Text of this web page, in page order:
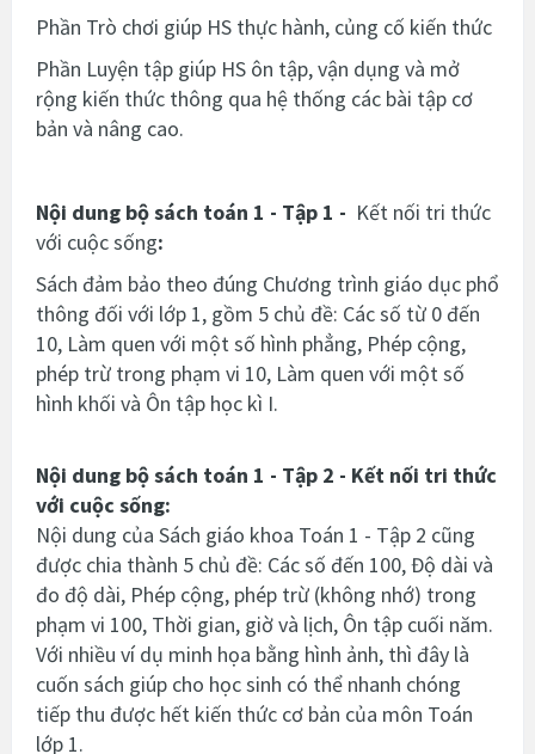
Phần Trò chơi giúp HS thực hành, củng cố kiến thức
Phần Luyện tập giúp HS ôn tập, vận dụng và mở
rộng kiến thức thông qua hệ thống các bài tập cơ
bản và nâng cao.
Nội dung bộ sách toán 1 - Tập 1 - Kết nối tri thức
với cuộc sống:
Sách đảm bảo theo đúng Chương trình giáo dục phổ
thông đối với lớp 1, gồm 5 chủ đề: Các số từ 0 đến
10, Làm quen với một số hình phẳng, Phép cộng,
phép trừ trong phạm vi 10, Làm quen với một số
hình khối và Ôn tập học kì I.
Nội dung bộ sách toán 1 - Tập 2 - Kết nối tri thức
với cuộc sống:
Nội dung của Sách giáo khoa Toán 1 - Tập 2 cũng
được chia thành 5 chủ đề: Các số đến 100, Độ dài và
đo độ dài, Phép cộng, phép trừ (không nhớ) trong
phạm vi 100, Thời gian, giờ và lịch, Ôn tập cuối năm.
Với nhiều ví dụ minh họa bằng hình ảnh, thì đây là
cuốn sách giúp cho học sinh có thể nhanh chóng
tiếp thu được hết kiến thức cơ bản của môn Toán
lớp 1.